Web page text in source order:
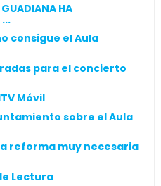
GUADIANA HA
...
consigue el Aula
para el concierto
Móvil
sobre el Aula
reforma muy necesaria
Lectura